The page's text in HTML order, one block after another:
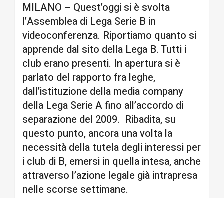
MILANO – Quest’oggi si è svolta
l’Assemblea di Lega Serie B in
videoconferenza. Riportiamo quanto si
apprende dal sito della Lega B. Tutti i
club erano presenti. In apertura si è
parlato del rapporto fra leghe,
dall’istituzione della media company
della Lega Serie A fino all’accordo di
separazione del 2009. Ribadita, su
questo punto, ancora una volta la
necessità della tutela degli interessi per
i club di B, emersi in quella intesa, anche
attraverso l’azione legale già intrapresa
nelle scorse settimane.